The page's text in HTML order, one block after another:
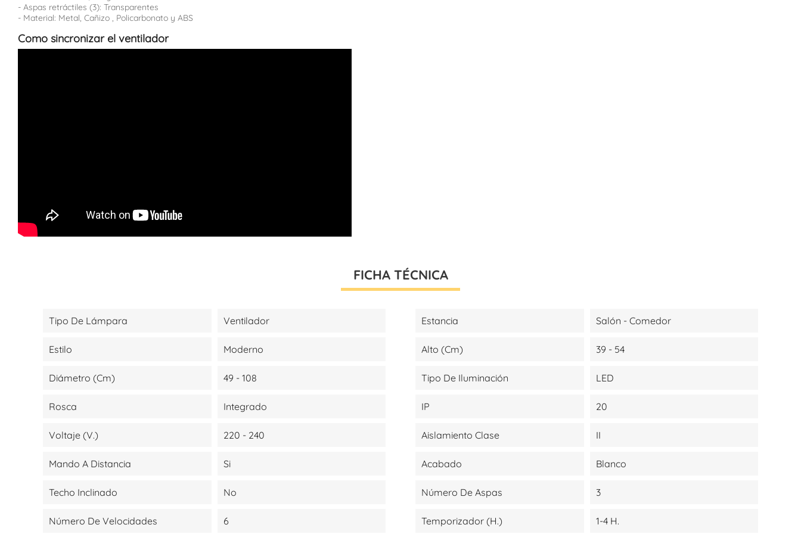
- Aspas retráctiles (3): Transparentes
- Material: Metal, Cañizo , Policarbonato y ABS
Como sincronizar el ventilador
FICHA TÉCNICA
Tipo De Lámpara Ventilador Estancia Salón - Comedor
Estilo Moderno Alto (cm) 39 - 54
Diámetro (cm) 49 - 108 Tipo De Iluminación LED
Rosca Integrado IP 20
Voltaje (V.) 220 - 240 Aislamiento Clase II
Mando A Distancia Si Acabado Blanco
Techo Inclinado No Número De Aspas 3
Número De Velocidades 6 Temporizador (H.) 1-4 H.